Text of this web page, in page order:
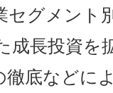
セグメン
成長投資を
底などに